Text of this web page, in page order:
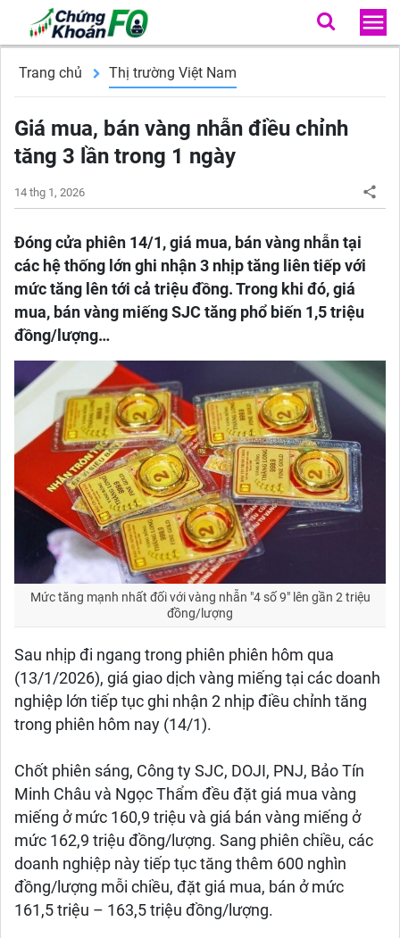
Trang chủ Thị trường Việt Nam
Giá mua, bán vàng nhẫn điều chỉnh
tăng 3 lần trong 1 ngày
14 thg 1, 2026
Đóng cửa phiên 14/1, giá mua, bán vàng nhẫn tại
các hệ thống lớn ghi nhận 3 nhịp tăng liên tiếp với
mức tăng lên tới cả triệu đồng. Trong khi đó, giá
mua, bán vàng miếng SJC tăng phổ biến 1,5 triệu
đồng/lượng…
Mức tăng mạnh nhất đối với vàng nhẫn "4 số 9" lên gần 2 triệu
đồng/lượng
Sau nhịp đi ngang trong phiên phiên hôm qua
(13/1/2026), giá giao dịch vàng miếng tại các doanh
nghiệp lớn tiếp tục ghi nhận 2 nhịp điều chỉnh tăng
trong phiên hôm nay (14/1).
Chốt phiên sáng, Công ty SJC, DOJI, PNJ, Bảo Tín
Minh Châu và Ngọc Thẩm đều đặt giá mua vàng
miếng ở mức 160,9 triệu và giá bán vàng miếng ở
mức 162,9 triệu đồng/lượng. Sang phiên chiều, các
doanh nghiệp này tiếp tục tăng thêm 600 nghìn
đồng/lượng mỗi chiều, đặt giá mua, bán ở mức
161,5 triệu – 163,5 triệu đồng/lượng.